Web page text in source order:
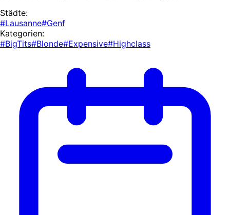
Städte:
#Lausanne#Genf
Kategorien:
#BigTits#Blonde#Expensive#Highclass